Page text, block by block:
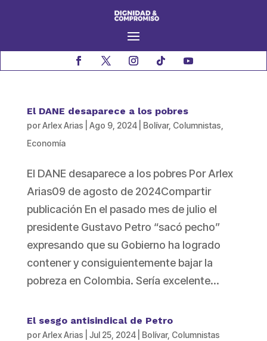
El DANE desaparece a los pobres
porArlex Arias Ago 9, 2024| Bolívar, Columnistas
Economía
El DANE desaparece a los pobres Por Arlex
Arias09 de agosto de 2024Compartir
publicación En el pasado mes de julio el
presidente Gustavo Petro “sacó pecho”
expresando que su Gobierno ha logrado
contener y consiguientemente bajar la
pobreza en Colombia. Sería excelente...
El sesgo antisindical de Petro
porArlex Arias Jul 25, 2024| Bolívar, Columnistas